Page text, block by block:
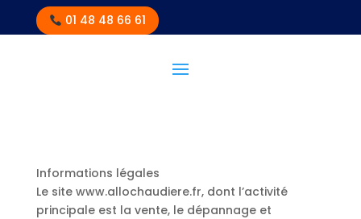
01 48 48 66 61
Informations légales
Le site www.allochaudiere.fr, dont l’activité
principale est la vente, le dépannage et